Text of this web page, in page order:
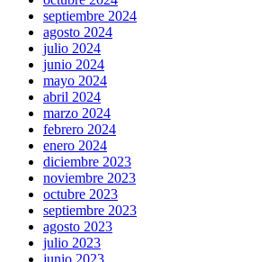
septiembre 2024
agosto 2024
julio 2024
junio 2024
mayo 2024
abril 2024
marzo 2024
febrero 2024
enero 2024
diciembre 2023
noviembre 2023
octubre 2023
septiembre 2023
agosto 2023
julio 2023
junio 2023